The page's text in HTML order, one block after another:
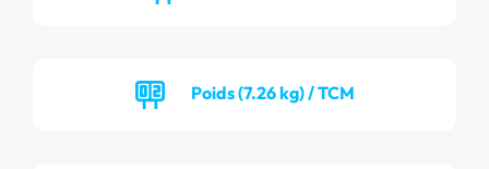
Poids (7.26 kg) / TCM